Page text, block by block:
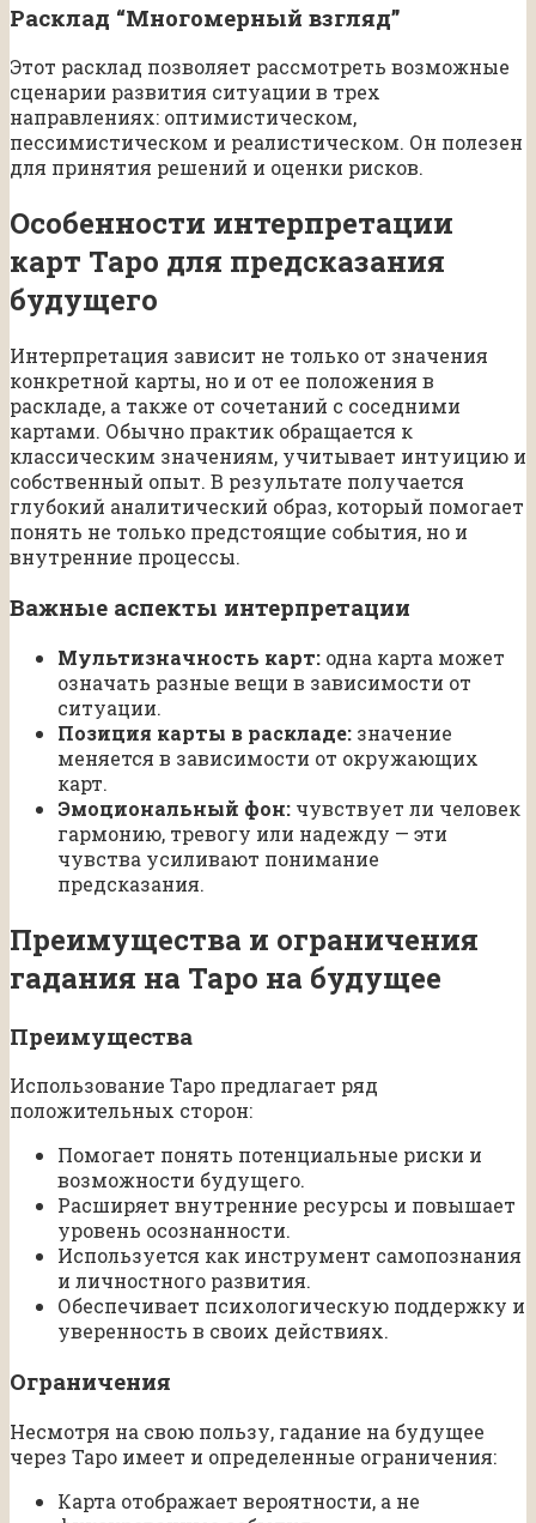
Расклад “Многомерный взгляд”
Этот расклад позволяет рассмотреть возможные
сценарии развития ситуации в трех
направлениях: оптимистическом,
пессимистическом и реалистическом. Он полезен
для принятия решений и оценки рисков.
Особенности интерпретации
карт Таро для предсказания
будущего
Интерпретация зависит не только от значения
конкретной карты, но и от ее положения в
раскладе, а также от сочетаний с соседними
картами. Обычно практик обращается к
классическим значениям, учитывает интуицию и
собственный опыт. В результате получается
глубокий аналитический образ, который помогает
понять не только предстоящие события, но и
внутренние процессы.
Важные аспекты интерпретации
Мультизначность карт: одна карта может
означать разные вещи в зависимости от
ситуации.
Позиция карты в раскладе: значение
меняется в зависимости от окружающих
карт.
Эмоциональный фон: чувствует ли человек
гармонию, тревогу или надежду — эти
чувства усиливают понимание
предсказания.
Преимущества и ограничения
гадания на Таро на будущее
Преимущества
Использование Таро предлагает ряд
положительных сторон:
Помогает понять потенциальные риски и
возможности будущего.
Расширяет внутренние ресурсы и повышает
уровень осознанности.
Используется как инструмент самопознания
и личностного развития.
Обеспечивает психологическую поддержку и
уверенность в своих действиях.
Ограничения
Несмотря на свою пользу, гадание на будущее
через Таро имеет и определенные ограничения:
Карта отображает вероятности, а не